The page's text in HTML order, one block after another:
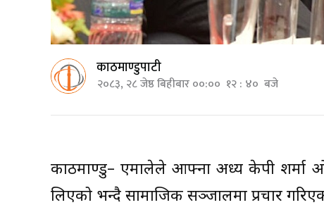
काठमाण्डुपाटी
२०८३, २८ जेष्ठ बिहीबार ००:०० १२ : ४० बजे
काठमाण्डु– एमालेले आफ्ना अध्यक्ष केपी शर्मा
लिएको भन्दै सामाजिक सञ्जालमा प्रचार